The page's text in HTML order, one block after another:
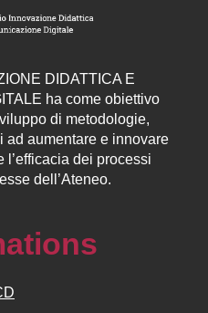
DIDATTICA E
ha come obiettivo
di metodologie,
ad aumentare e innovare
l’efficacia dei processi
dell’Ateneo.